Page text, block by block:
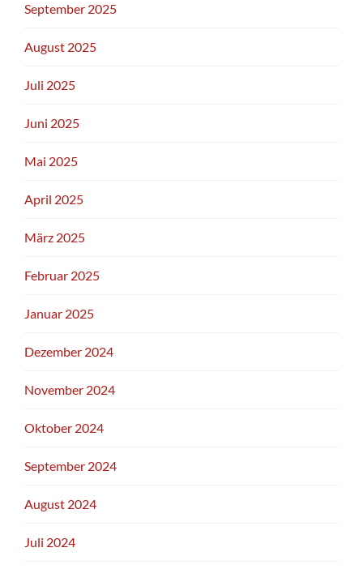
September 2025
August 2025
Juli 2025
Juni 2025
Mai 2025
April 2025
März 2025
Februar 2025
Januar 2025
Dezember 2024
November 2024
Oktober 2024
September 2024
August 2024
Juli 2024